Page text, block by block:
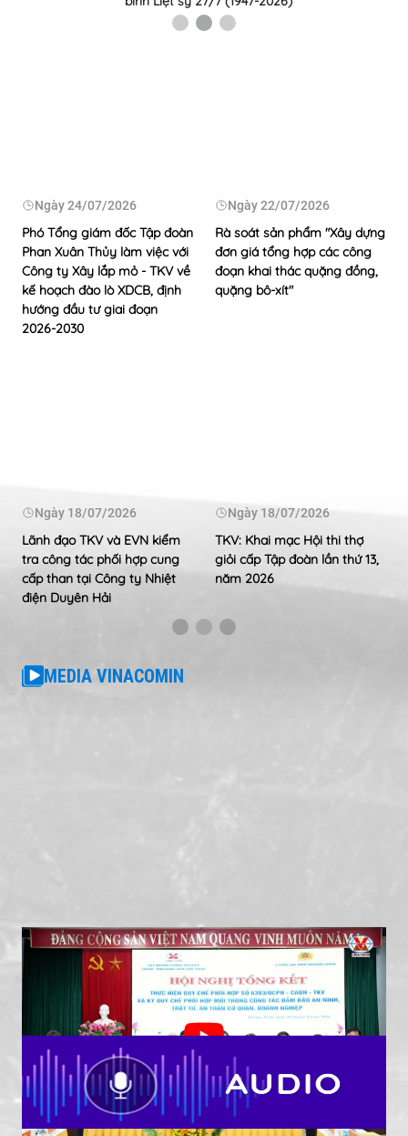
Ngày24/07/2026
Phó Tổng giám đốc Tập đoàn
Phan Xuân Thủy làm việc với
Công ty Xây lắp mỏ - TKV về
kế hoạch đào lò XDCB, định
hướng đầu tư giai đoạn
2026-2030
Ngày22/07/2026
Rà soát sản phẩm "Xây dựng
đơn giá tổng hợp các công
đoạn khai thác quặng đồng,
quặng bô-xít"
Ngày 18/07/2026
Lãnh đạo TKV và EVN kiểm
tra công tác phối hợp cung
cấp than tại Công ty Nhiệt
điện Duyên Hải
Ngày 18/07/2026
TKV: Khai mạc Hội thi thợ
giỏi cấp Tập đoàn lần thứ 13,
năm 2026
MEDIA VINACOMIN
TKV - Công an tỉnh Quảng Ninh tiếp tục nâng cao
hiệu quả phối hợp bảo đảm an ninh, an toàn khai